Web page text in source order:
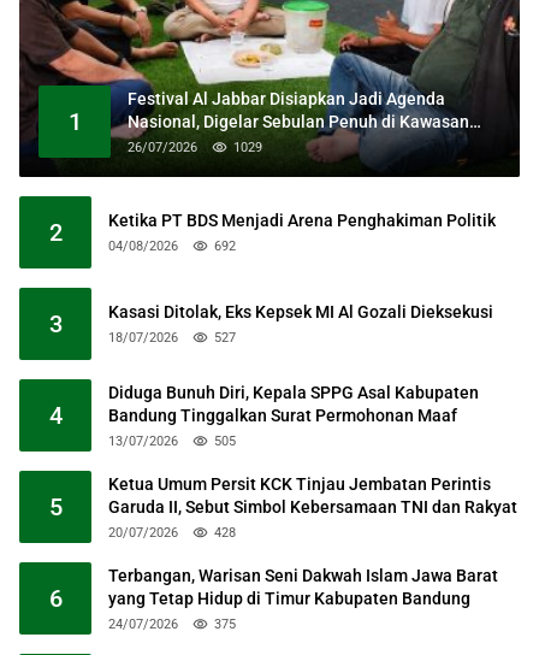
1
Festival Al Jabbar Disiapkan Jadi Agenda
Nasional, Digelar Sebulan Penuh di Kawasan
Masjid Raya Al Jabbar
26/07/2026 1029
2 Ketika PT BDS Menjadi Arena Penghakiman Politik
04/08/2026 692
3 Kasasi Ditolak, Eks Kepsek MI Al Gozali Dieksekusi
18/07/2026 527
4
Diduga Bunuh Diri, Kepala SPPG Asal Kabupaten
Bandung Tinggalkan Surat Permohonan Maaf
13/07/2026 505
5
Ketua Umum Persit KCK Tinjau Jembatan Perintis
Garuda II, Sebut Simbol Kebersamaan TNI dan Rakyat
20/07/2026 428
6
Terbangan, Warisan Seni Dakwah Islam Jawa Barat
yang Tetap Hidup di Timur Kabupaten Bandung
24/07/2026 375